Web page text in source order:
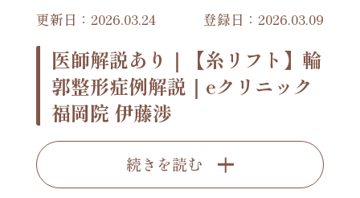
更新日：2026.03.24 登録日：2026.03.09
医師解説あり｜【糸リフト】輪
郭整形症例解説｜eクリニック
福岡院 伊藤渉
続きを読む